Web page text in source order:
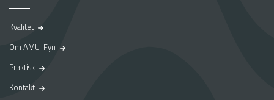
Kvalitet
Om AMU-Fyn
Praktisk
Kontakt